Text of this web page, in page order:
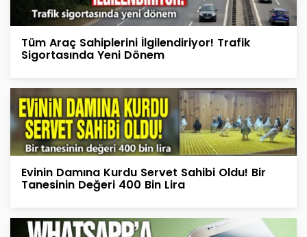
Tüm Araç Sahiplerini İlgilendiriyor! Trafik
Sigortasında Yeni Dönem
Evinin Damına Kurdu Servet Sahibi Oldu! Bir
Tanesinin Değeri 400 Bin Lira